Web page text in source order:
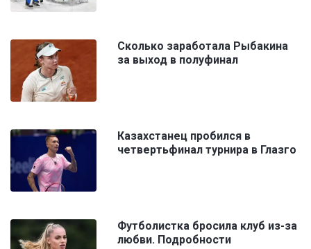
Сколько заработала Рыбакина
за выход в полуфинал
Казахстанец пробился в
четвертьфинал турнира в Глазго
Футболистка бросила клуб из-за
любви. Подробности